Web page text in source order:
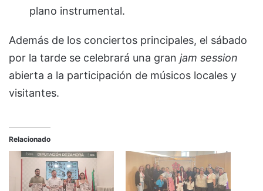
plano instrumental.
Además de los conciertos principales, el sábado
por la tarde se celebrará una gran jam session
abierta a la participación de músicos locales y
visitantes.
Relacionado